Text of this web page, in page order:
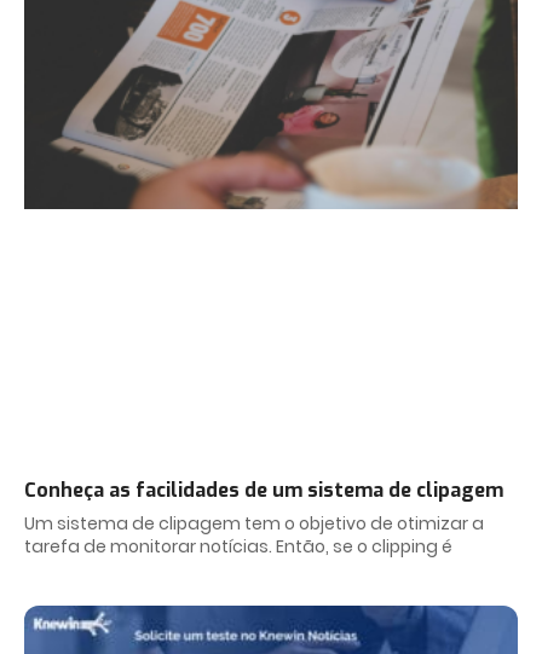
Conheça as facilidades de um sistema de clipagem
Um sistema de clipagem tem o objetivo de otimizar a
tarefa de monitorar notícias. Então, se o clipping é